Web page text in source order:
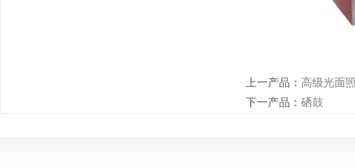
上一产品 ： 高级光面
下一产品 ： 硒鼓